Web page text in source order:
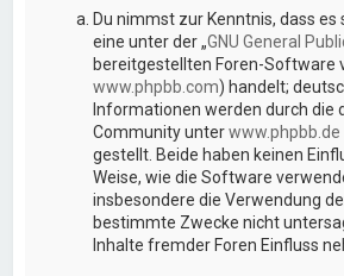
Du nimmst zur Kenntnis, dass es
eine unter der „GNU General
bereitgestellten Foren-Software
www.phpbb.com) handelt;
Informationen werden durch die
Community unterwww.phpbb.de
gestellt. Beide haben keinen
Weise, wie die Software
insbesondere die Verwendung
bestimmte Zwecke nicht
Inhalte fremder Foren Einfluss